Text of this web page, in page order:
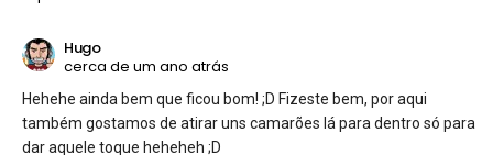
Hugo
cerca de um ano atrás
Hehehe ainda bem que ficou bom! ;D Fizeste bem, por aqui
também gostamos de atirar uns camarões lá para dentro só para
dar aquele toque heheheh ;D